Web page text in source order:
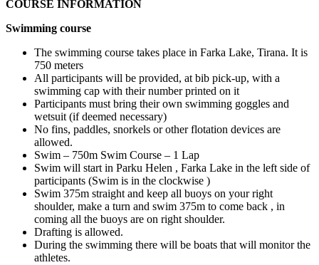
COURSE INFORMATION
Swimming course
The swimming course takes place in Farka Lake, Tirana. It is
750 meters
All participants will be provided, at bib pick-up, with a
swimming cap with their number printed on it
Participants must bring their own swimming goggles and
wetsuit (if deemed necessary)
No fins, paddles, snorkels or other flotation devices are
allowed.
Swim – 750m Swim Course – 1 Lap
Swim will start in Parku Helen , Farka Lake in the left side of
participants (Swim is in the clockwise )
Swim 375m straight and keep all buoys on your right
shoulder, make a turn and swim 375m to come back , in
coming all the buoys are on right shoulder.
Drafting is allowed.
During the swimming there will be boats that will monitor the
athletes.